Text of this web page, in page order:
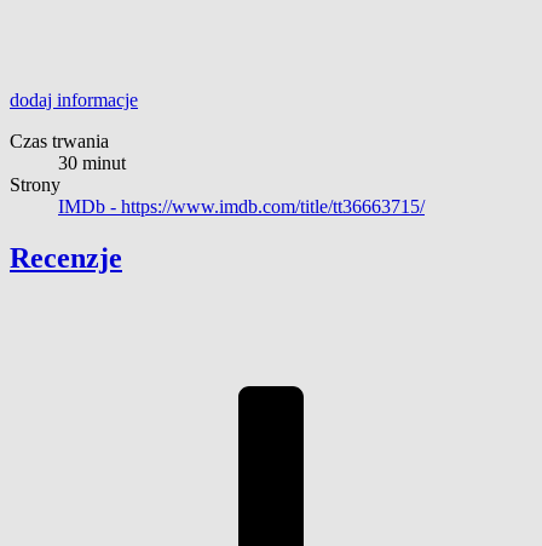
dodaj informacje
Czas trwania
30 minut
Strony
IMDb - https://www.imdb.com/title/tt36663715/
Recenzje